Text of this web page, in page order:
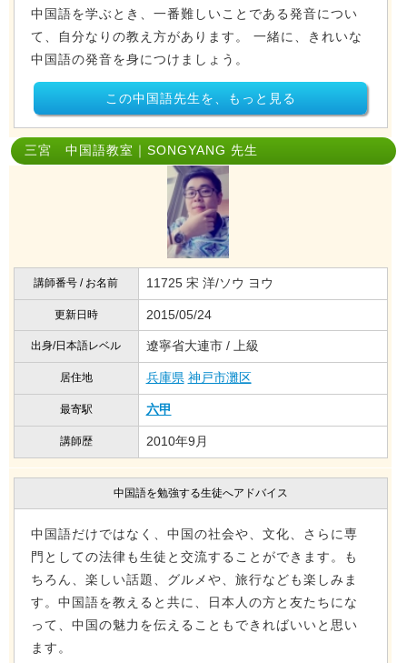
中国語を学ぶとき、一番難しいことである発音につい
て、自分なりの教え方があります。 一緒に、きれいな
中国語の発音を身につけましょう。
この中国語先生を、もっと見る
三宮 中国語教室｜SONGYANG 先生
講師番号 / お名前 11725 宋 洋/ソウ ヨウ
更新日時 2015/05/24
出身/日本語レベル 遼寧省大連市 / 上級
居住地 兵庫県 神戸市灘区
最寄駅 六甲
講師歴 2010年9月
中国語を勉強する生徒へアドバイス
中国語だけではなく、中国の社会や、文化、さらに専
門としての法律も生徒と交流することができます。も
ちろん、楽しい話題、グルメや、旅行なども楽しみま
す。中国語を教えると共に、日本人の方と友たちにな
って、中国の魅力を伝えることもできればいいと思い
ます。